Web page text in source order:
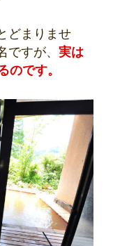
どまりませ
すが、 実は
のです。